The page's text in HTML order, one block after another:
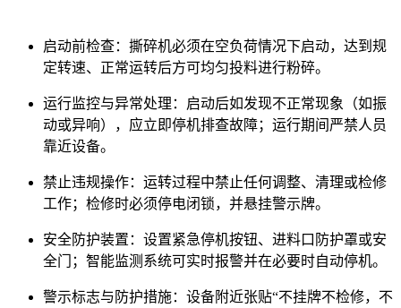
‌启动前检查‌：撕碎机必须在空负荷情况下启动，达到规
定转速、正常运转后方可均匀投料进行粉碎。‌
‌运行监控与异常处理‌：启动后如发现不正常现象（如振
动或异响），应立即停机排查故障；运行期间严禁人员
靠近设备。‌
‌禁止违规操作‌：运转过程中禁止任何调整、清理或检修
工作；检修时必须停电闭锁，并悬挂警示牌。‌
‌安全防护装置‌：设置紧急停机按钮、进料口防护罩或安
全门；智能监测系统可实时报警并在必要时自动停机。‌
‌警示标志与防护措施‌：设备附近张贴“不挂牌不检修，不